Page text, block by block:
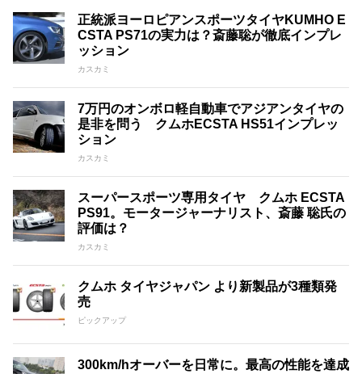
正統派ヨーロピアンスポーツタイヤKUMHO E
CSTA PS71の実力は？斎藤聡が徹底インプレ
ッション
カスカミ
7万円のオンボロ軽自動車でアジアンタイヤの
是非を問う クムホECSTA HS51インプレッ
ション
カスカミ
スーパースポーツ専用タイヤ クムホ ECSTA
PS91。モータージャーナリスト、斎藤 聡氏の
評価は？
カスカミ
クムホ タイヤジャパン より新製品が3種類発
売
ピックアップ
300km/hオーバーを日常に。最高の性能を達成